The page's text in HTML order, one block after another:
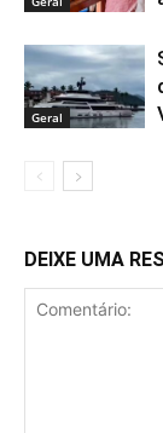
Geral
DEIXE UMA